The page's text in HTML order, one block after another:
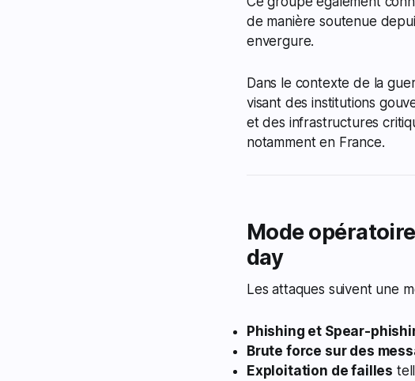
de manière soutenue
envergure.
Dans le contexte de la
visant des institutions
et des infrastructures
notamment en France.
Mode
day
Les attaques suivent une
Phishing et Spear-
Brute force sur des
Exploitation de failles